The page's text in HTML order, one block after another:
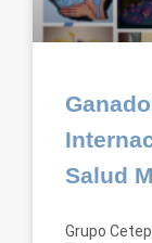
Salud
Grupo